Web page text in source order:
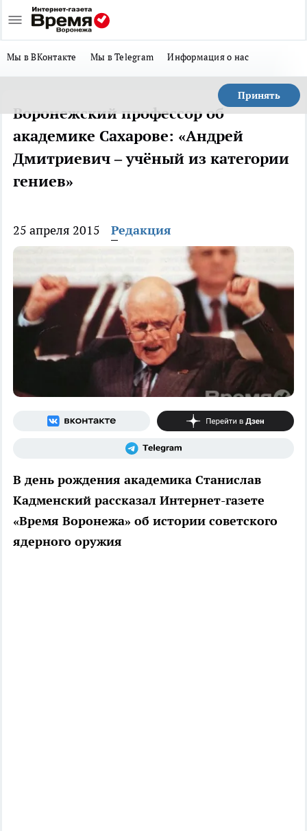
Мы в ВКонтакте Мы в Telegram Информация о нас
Принять
Воронежский профессор об
академике Сахарове: «Андрей
Дмитриевич – учёный из категории
гениев»
25 апреля 2015 Редакция
В день рождения академика Станислав
Кадменский рассказал Интернет-газете
«Время Воронежа» об истории советского
ядерного оружия